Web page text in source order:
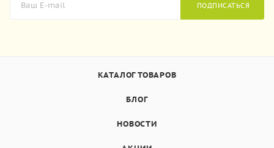
ПОДПИСАТЬСЯ
КАТАЛОГ ТОВАРОВ
БЛОГ
НОВОСТИ